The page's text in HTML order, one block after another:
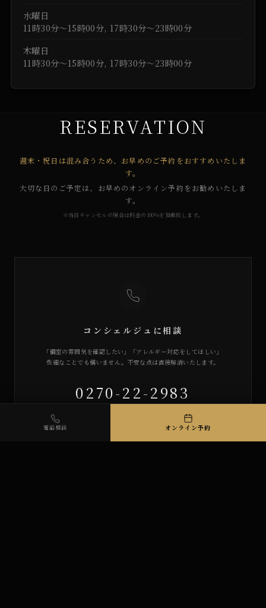
水曜日
11時30分～15時00分, 17時30分～23時00分
木曜日
11時30分～15時00分, 17時30分～23時00分
RESERVATION
週末・祝日は混み合うため、お早めのご予約をおすすめいたしま
す。
大切な日のご予定は、お早めのオンライン予約をお勧めいたしま
す。
※当日キャンセルの場合は料金の100%を頂戴致します。
コンシェルジュに相談
「個室の雰囲気を確認したい」「アレルギー対応をしてほしい」
些細なことでも構いません。不安な点は直接解消いたします。
0270-22-2983
電話相談 オンライン予約